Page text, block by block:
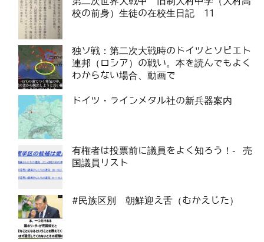
校の前身）生徒の在校生日記 11
独ソ戦：第二次大戦時のドイツとソビエト
連邦（ロシア）の戦い。本を読んでもよく
わからない場合、動画で
ドイツ・ラインメタル社の新兵器案内
有権者は投票前に議員をよく知ろう！- 売
国議員リスト
#民族区別 朝鮮迎え舌（むかえじた）